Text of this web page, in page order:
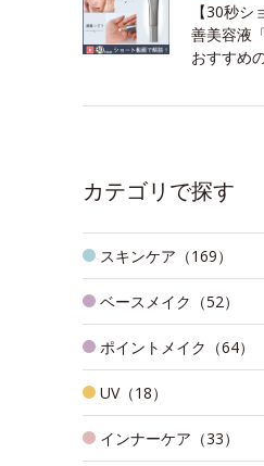
【30秒
善美容液
おすすめ
カテゴリで探す
スキンケア（169）
ベースメイク（52）
ポイントメイク（64）
UV（18）
インナーケア（33）